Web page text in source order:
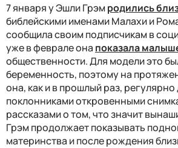
7 января у Эшли Грэмродились
библейскими именами Малахи и
сообщила своим подписчикам в
уже в феврале она показала
общественности. Для модели это
беременность, поэтому на
она, как и в прошлый раз, регулярно
поклонниками откровенными
рассказами о том, что значит
Грэм продолжает показывать
материнства и после рождения